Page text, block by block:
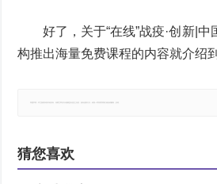
好了，关于“在线”战疫·创新|
构推出海量免费课程的内容就介绍到
猜您喜欢